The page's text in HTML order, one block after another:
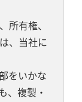
所有権、
、当社に
をいかな
、複製・